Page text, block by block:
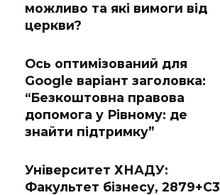
можливо та які вимоги від
церкви?
Ось оптимізований для
Google варіант заголовка:
“Безкоштовна правова
допомога у Рівному: де
знайти підтримку”
Університет ХНАДУ:
Факультет бізнесу, 2879+C3